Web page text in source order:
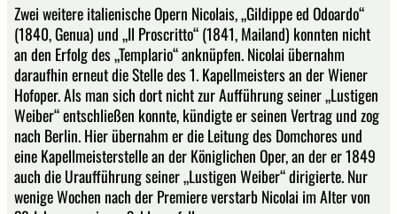
Zwei weitere italienische Opern Nicolais, „Gildippe ed Odoardo“
(1840, Genua) und „Il Proscritto“ (1841, Mailand) konnten nicht
an den Erfolg des „Templario“ anknüpfen. Nicolai übernahm
daraufhin erneut die Stelle des 1. Kapellmeisters an der Wiener
Hofoper. Als man sich dort nicht zur Aufführung seiner „Lustigen
Weiber“ entschließen konnte, kündigte er seinen Vertrag und zog
nach Berlin. Hier übernahm er die Leitung des Domchores und
eine Kapellmeisterstelle an der Königlichen Oper, an der er 1849
auch die Uraufführung seiner „Lustigen Weiber“ dirigierte. Nur
wenige Wochen nach der Premiere verstarb Nicolai im Alter von